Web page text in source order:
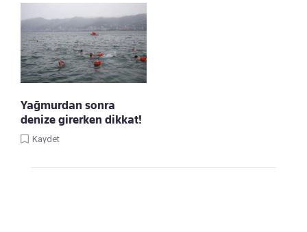
Yağmurdan sonra
denize girerken dikkat!
Kaydet